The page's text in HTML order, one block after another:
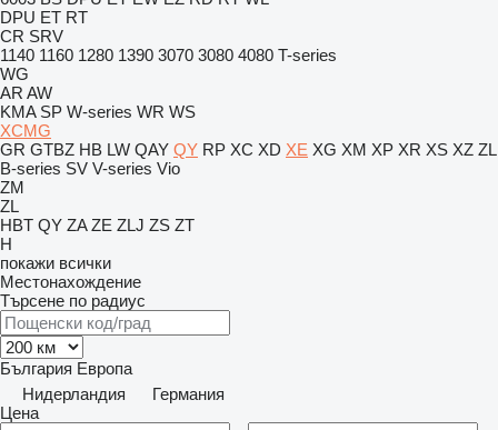
DPU ET RT
CR SRV
1140 1160 1280 1390 3070 3080 4080 T-series
WG
AR AW
KMA SP W-series WR WS
XCMG
GR GTBZ HB LW QAY QY RP XC XD XE XG XM XP XR XS XZ ZL
B-series SV V-series Vio
ZM
ZL
HBT QY ZA ZE ZLJ ZS ZT
H
покажи всички
Местонахождение
Търсене по радиус
България Европа
Нидерландия
Германия
Цена